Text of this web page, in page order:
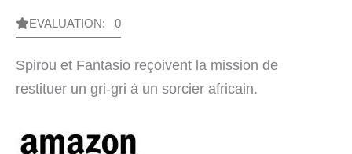
EVALUATION: 0
Spirou et Fantasio reçoivent la mission de
restituer un gri-gri à un sorcier africain.